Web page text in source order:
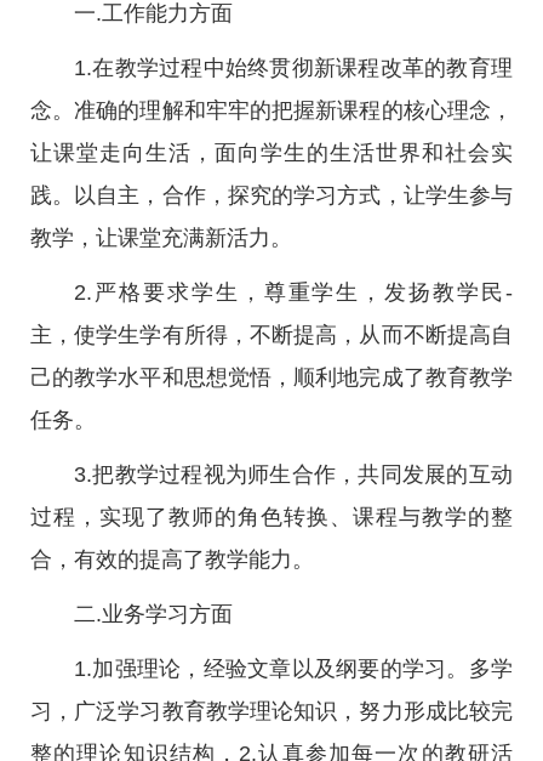
一.工作能力方面
1.在教学过程中始终贯彻新课程改革的教育理
念。准确的理解和牢牢的把握新课程的核心理念，
让课堂走向生活，面向学生的生活世界和社会实
践。以自主，合作，探究的学习方式，让学生参与
教学，让课堂充满新活力。
2.严格要求学生，尊重学生，发扬教学民-
主，使学生学有所得，不断提高，从而不断提高自
己的教学水平和思想觉悟，顺利地完成了教育教学
任务。
3.把教学过程视为师生合作，共同发展的互动
过程，实现了教师的角色转换、课程与教学的整
合，有效的提高了教学能力。
二.业务学习方面
1.加强理论，经验文章以及纲要的学习。多学
习，广泛学习教育教学理论知识，努力形成比较完
整的理论知识结构，2.认真参加每一次的教研活